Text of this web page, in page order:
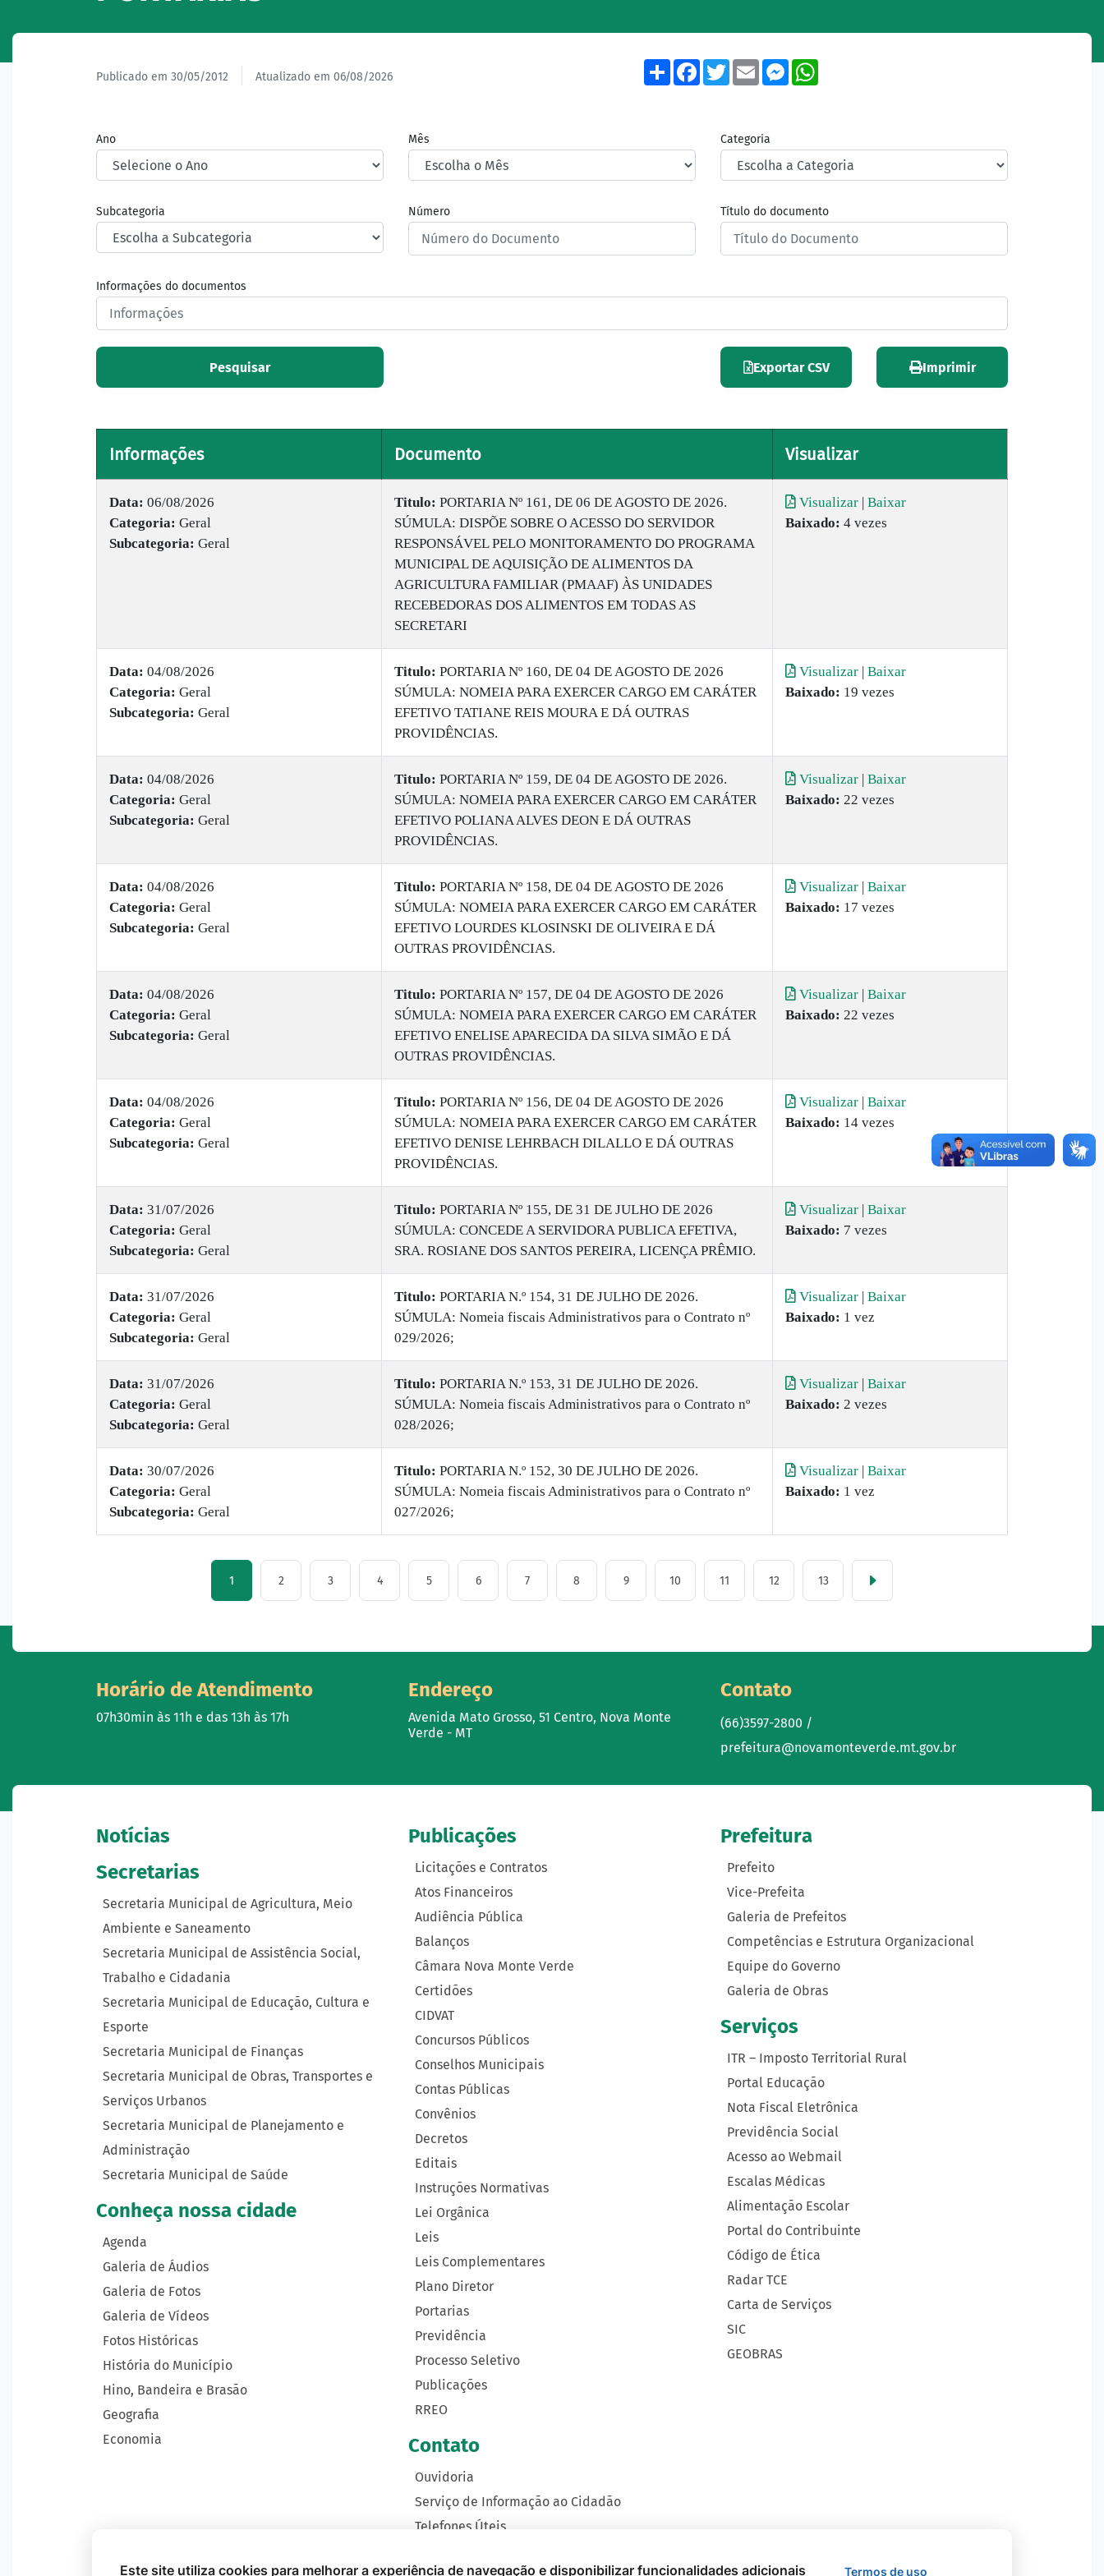
Publicado em 30/05/2012 Atualizado em 06/08/2026
ShareFacebook
TwitterEmailMessenger
Ano Mês Categoria
Subcategoria Número Título do documento
Informações do documentos
Pesquisar Exportar CSV Imprimir
Informações Documento Visualizar
Data: 06/08/2026
Categoria: Geral
Subcategoria: Geral
Titulo: PORTARIA Nº 161, DE 06 DE AGOSTO DE 2026.
SÚMULA: DISPÕE SOBRE O ACESSO DO SERVIDOR
RESPONSÁVEL PELO MONITORAMENTO DO PROGRAMA
MUNICIPAL DE AQUISIÇÃO DE ALIMENTOS DA
AGRICULTURA FAMILIAR (PMAAF) ÀS UNIDADES
RECEBEDORAS DOS ALIMENTOS EM TODAS AS
SECRETARI
Visualizar | Baixar
Baixado: 4 vezes
Data: 04/08/2026
Categoria: Geral
Subcategoria: Geral
Titulo: PORTARIA Nº 160, DE 04 DE AGOSTO DE 2026
SÚMULA: NOMEIA PARA EXERCER CARGO EM CARÁTER
EFETIVO TATIANE REIS MOURA E DÁ OUTRAS
PROVIDÊNCIAS.
Visualizar | Baixar
Baixado: 19 vezes
Data: 04/08/2026
Categoria: Geral
Subcategoria: Geral
Titulo: PORTARIA Nº 159, DE 04 DE AGOSTO DE 2026.
SÚMULA: NOMEIA PARA EXERCER CARGO EM CARÁTER
EFETIVO POLIANA ALVES DEON E DÁ OUTRAS
PROVIDÊNCIAS.
Visualizar | Baixar
Baixado: 22 vezes
Data: 04/08/2026
Categoria: Geral
Subcategoria: Geral
Titulo: PORTARIA Nº 158, DE 04 DE AGOSTO DE 2026
SÚMULA: NOMEIA PARA EXERCER CARGO EM CARÁTER
EFETIVO LOURDES KLOSINSKI DE OLIVEIRA E DÁ
OUTRAS PROVIDÊNCIAS.
Visualizar | Baixar
Baixado: 17 vezes
Data: 04/08/2026
Categoria: Geral
Subcategoria: Geral
Titulo: PORTARIA Nº 157, DE 04 DE AGOSTO DE 2026
SÚMULA: NOMEIA PARA EXERCER CARGO EM CARÁTER
EFETIVO ENELISE APARECIDA DA SILVA SIMÃO E DÁ
OUTRAS PROVIDÊNCIAS.
Visualizar | Baixar
Baixado: 22 vezes
Data: 04/08/2026
Categoria: Geral
Subcategoria: Geral
Titulo: PORTARIA Nº 156, DE 04 DE AGOSTO DE 2026
SÚMULA: NOMEIA PARA EXERCER CARGO EM CARÁTER
EFETIVO DENISE LEHRBACH DILALLO E DÁ OUTRAS
PROVIDÊNCIAS.
Visualizar | Baixar
Baixado: 14 vezes
Data: 31/07/2026
Categoria: Geral
Subcategoria: Geral
Titulo: PORTARIA Nº 155, DE 31 DE JULHO DE 2026
SÚMULA: CONCEDE A SERVIDORA PUBLICA EFETIVA,
SRA. ROSIANE DOS SANTOS PEREIRA, LICENÇA PRÊMIO.
Visualizar | Baixar
Baixado: 7 vezes
Data: 31/07/2026
Categoria: Geral
Subcategoria: Geral
Titulo: PORTARIA N.º 154, 31 DE JULHO DE 2026.
SÚMULA: Nomeia fiscais Administrativos para o Contrato nº
029/2026;
Visualizar | Baixar
Baixado: 1 vez
Data: 31/07/2026
Categoria: Geral
Subcategoria: Geral
Titulo: PORTARIA N.º 153, 31 DE JULHO DE 2026.
SÚMULA: Nomeia fiscais Administrativos para o Contrato nº
028/2026;
Visualizar | Baixar
Baixado: 2 vezes
Data: 30/07/2026
Categoria: Geral
Subcategoria: Geral
Titulo: PORTARIA N.º 152, 30 DE JULHO DE 2026.
SÚMULA: Nomeia fiscais Administrativos para o Contrato nº
027/2026;
Visualizar | Baixar
Baixado: 1 vez
1 2 3 4 5 6 7 8 9 10 11 12 13
Horário de Atendimento
07h30min às 11h e das 13h às 17h
Endereço
Avenida Mato Grosso, 51 Centro, Nova Monte
Verde - MT
Contato
(66)3597-2800 /
prefeitura@novamonteverde.mt.gov.br
Notícias
Secretarias
Secretaria Municipal de Agricultura, Meio
Ambiente e Saneamento
Secretaria Municipal de Assistência Social,
Trabalho e Cidadania
Secretaria Municipal de Educação, Cultura e
Esporte
Secretaria Municipal de Finanças
Secretaria Municipal de Obras, Transportes e
Serviços Urbanos
Secretaria Municipal de Planejamento e
Administração
Secretaria Municipal de Saúde
Conheça nossa cidade
Agenda
Galeria de Áudios
Galeria de Fotos
Galeria de Vídeos
Fotos Históricas
História do Município
Hino, Bandeira e Brasão
Geografia
Economia
Publicações
Licitações e Contratos
Atos Financeiros
Audiência Pública
Balanços
Câmara Nova Monte Verde
Certidões
CIDVAT
Concursos Públicos
Conselhos Municipais
Contas Públicas
Convênios
Decretos
Editais
Instruções Normativas
Lei Orgânica
Leis
Leis Complementares
Plano Diretor
Portarias
Previdência
Processo Seletivo
Publicações
RREO
Contato
Ouvidoria
Serviço de Informação ao Cidadão
Telefones Úteis
Prefeitura
Prefeito
Vice-Prefeita
Galeria de Prefeitos
Competências e Estrutura Organizacional
Equipe do Governo
Galeria de Obras
Serviços
ITR – Imposto Territorial Rural
Portal Educação
Nota Fiscal Eletrônica
Previdência Social
Acesso ao Webmail
Escalas Médicas
Alimentação Escolar
Portal do Contribuinte
Código de Ética
Radar TCE
Carta de Serviços
SIC
GEOBRAS
Este site utiliza cookies para melhorar a experiência de navegação e disponibilizar funcionalidades adicionais Termos de uso